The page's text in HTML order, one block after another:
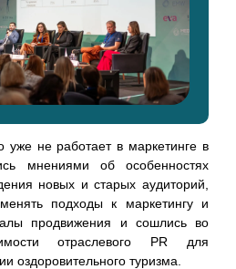
уже не работает в маркетинге в
мнениями об особенностях
новых и старых аудиторий,
подходы к маркетингу и
продвижения и сошлись во
отраслевого PR для
оздоровительного туризма.